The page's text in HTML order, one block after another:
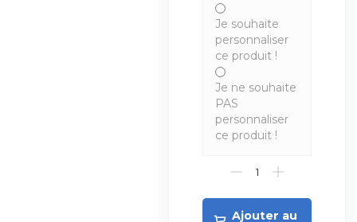
Je souhaite
personnaliser
ce produit !
Je ne souhaite
PAS
personnaliser
ce produit !
Ajouter au